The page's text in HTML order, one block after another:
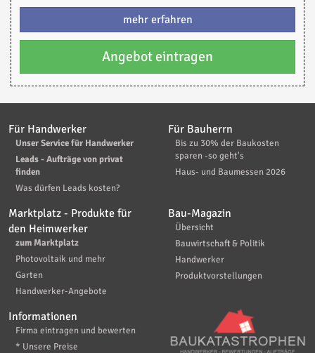
mehr erfahren
Angebot eintragen
Für Handwerker
Unser Service für Handwerker
Leads - Aufträge von privat
finden
Was dürfen Leads kosten?
Für Bauherrn
Bis zu 30% der Baukosten
sparen -so geht's
Haus- und Baumessen 2026
Marktplatz - Produkte für
den Heimwerker
zum Marktplatz
Photovoltaik und mehr
Garten
Handwerker-Angebote
Bau-Magazin
Übersicht
Bauwirtschaft & Politik
Handwerker
Produktvorstellungen
Informationen
Firma eintragen und bewerten
* Unsere Preise